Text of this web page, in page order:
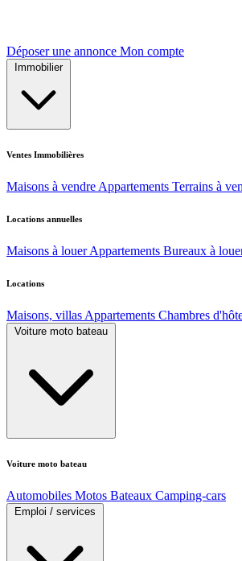
Déposer une annonce Mon compte
Immobilier
Ventes Immobilières
Maisons à vendre Appartements Terrains à
Locations annuelles
Maisons à louer Appartements Bureaux à
Locations
Maisons, villas Appartements Chambres
Voiture moto bateau
Voiture moto bateau
Automobiles Motos Bateaux Camping-cars
Emploi / services